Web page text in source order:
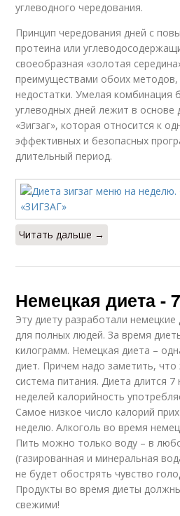
углеводного чередования.
Принцип чередования дней с
протеина или
своеобразная «золотая
преимуществами обоих методов,
недостатки. Умелая комбинация
углеводных дней лежит в основе
«Зигзаг», которая относится к
эффективных и безопасных
длительный период.
Читать дальше →
Немецкая диета -
Эту диету разработали
для полных людей. За время
килограмм. Немецкая диета –
диет. Причем надо заметить,
система питания. Диета длится
неделей калорийность
Самое низкое число калорий
неделю. Алкоголь во время
Пить можно только воду – в
(газированная и минеральная
не будет обострять чувство
Продукты во время диеты
свежими!